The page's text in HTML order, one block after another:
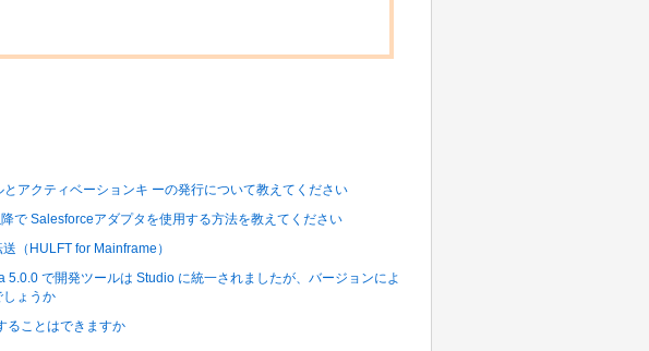
アクティベーションキ ーの発行について教えてください
で Salesforceアダプタを使用する方法を教えてください
（HULFT for Mainframe）
5.0.0 で開発ツールは Studio に統一されましたが、バージョンによ
ょうか
ることはできますか